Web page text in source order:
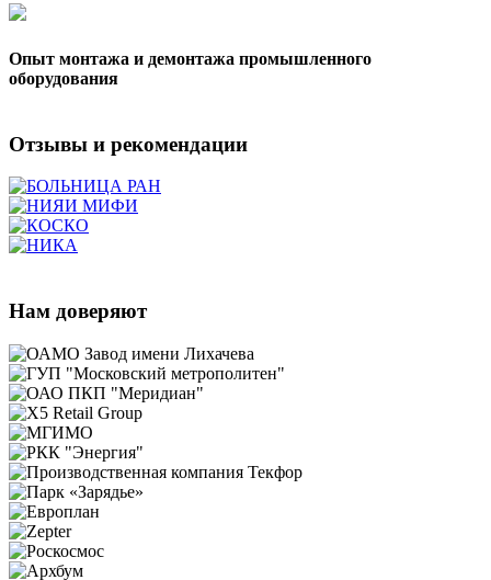
Опыт монтажа и демонтажа промышленного
оборудования
Отзывы и рекомендации
Нам доверяют